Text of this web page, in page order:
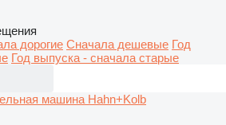
дорогие Сначала дешевые Год
Год выпуска - сначала старые